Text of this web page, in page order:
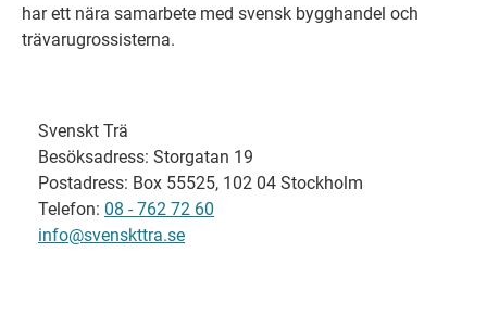
har ett nära samarbete med svensk bygghandel och
trävarugrossisterna.
Svenskt Trä
Besöksadress: Storgatan 19
Postadress: Box 55525, 102 04 Stockholm
Telefon: 08 - 762 72 60
info@svenskttra.se